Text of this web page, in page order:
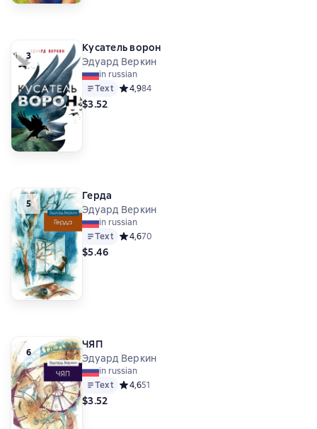
3
Кусатель ворон
Эдуард Веркин
in russian
Text Средний рейтинг 4,9 на основе 84 оценок
4,984
$3.52
5
Герда
Эдуард Веркин
in russian
Text Средний рейтинг 4,6 на основе 70 оценок
4,670
$5.46
6
ЧЯП
Эдуард Веркин
in russian
Text Средний рейтинг 4,6 на основе 51 оценок
4,651
$3.52